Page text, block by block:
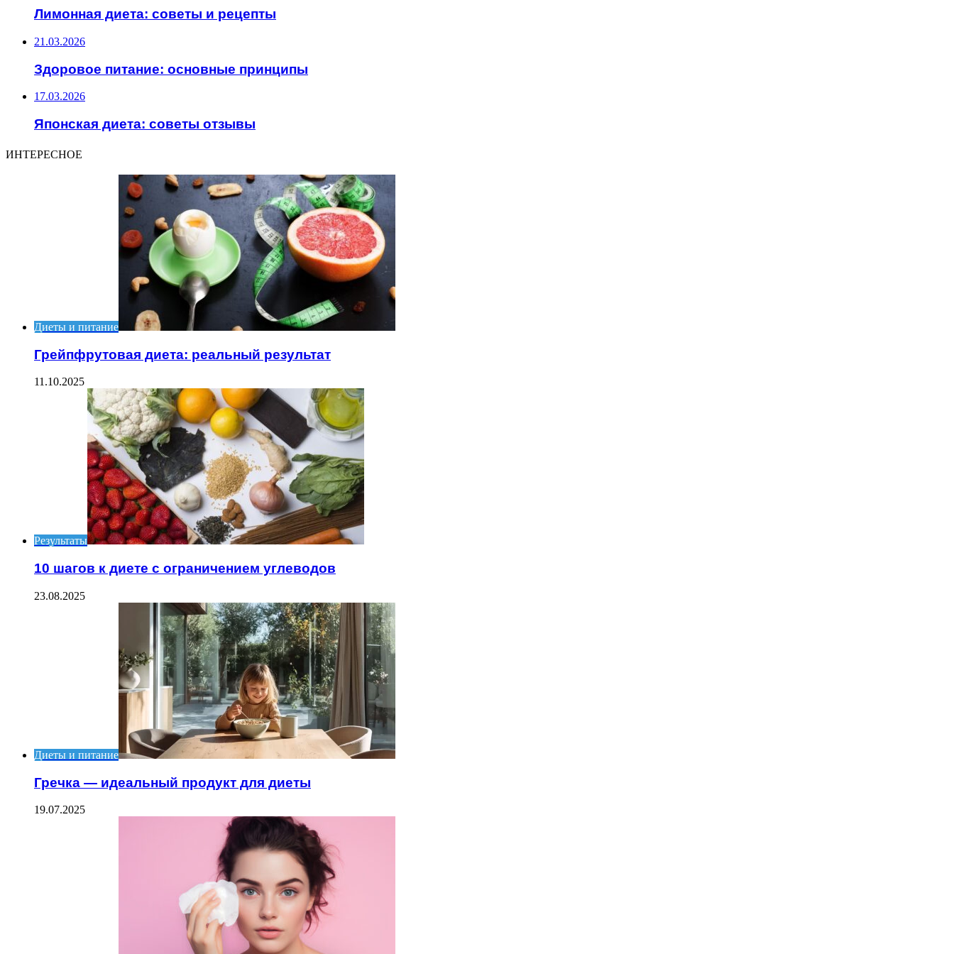
Лимонная диета: советы и рецепты
21.03.2026
Здоровое питание: основные принципы
17.03.2026
Японская диета: советы отзывы
ИНТЕРЕСНОЕ
Диеты и питание
Грейпфрутовая диета: реальный результат
11.10.2025
Результаты
10 шагов к диете с ограничением углеводов
23.08.2025
Диеты и питание
Гречка — идеальный продукт для диеты
19.07.2025